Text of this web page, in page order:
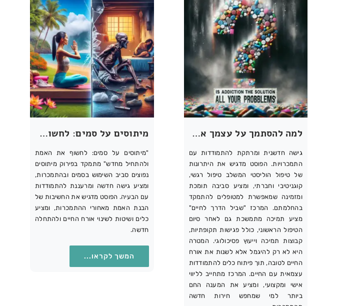
למה להסתמך על עצמך אם אפשר להסתמך על התמכרות שלך?
גישה חדשנית ומרתקת להתמודדות עם
התמכרויות. הפוסט מדגיש את היתרונות
של טיפול הוליסטי המשלב טיפול רגשי,
קוגניטיבי וחברתי, ומציע סביבה תומכת
ומזמינה שמאפשרת למטופלים להתמקד
בהחלמתם. המרכז "שביל הדרך לחיים"
מציע תמיכה מתמשכת גם לאחר סיום
הטיפול הראשוני, כולל פגישות תקופתיות,
קבוצות תמיכה וייעוץ פסיכולוגי. המטרה
היא לא רק להיגמל אלא לשנות את אורח
החיים לטובה, תוך פיתוח כלים להתמודדות
עצמאית עם החיים. המרכז מתחייב לליווי
אישי ומקצועי, ומציע את המענה החם
ביותר למי שמחפש חירות חדשה
מיתוסים על סמים: לחשוף את האמת ולהתחיל מחדש
"מיתוסים על סמים: לחשוף את האמת
ולהתחיל מחדש" מתמקד בפירוק מיתוסים
נפוצים סביב השימוש בסמים ובהתמכרות,
ומציע גישה חדשה ומרעננת להתמודדות
עם הבעיה. הפוסט מדגיש את החשיבות של
הבנת האמת מאחורי ההתמכרות, ומציע
כלים ושיטות לשינוי אורח החיים ולהתחלה
חדשה.
המשך לקראו...